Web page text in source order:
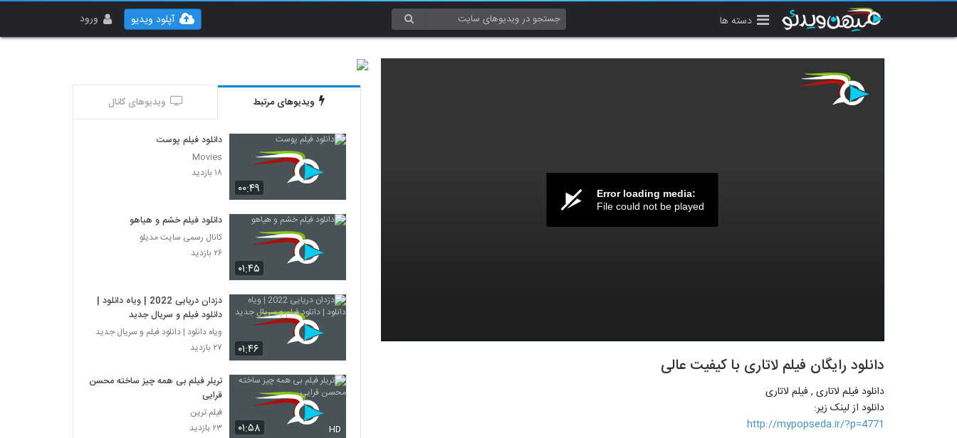
دسته ها ورود آپلود ویدیو
Error loading media:
File could not be played
دانلود رایگان فیلم لاتاری با کیفیت عالی
دانلود فیلم لاتاری , فیلم لاتاری
دانلود از لینک زیر:
http://mypopseda.ir/?p=4771
ویدیوهای مرتبط ویدیوهای کانال
۰۰:۴۹
دانلود فیلم پوست
Movies
۱۸ بازدید
۰۱:۴۵
دانلود فیلم خشم و هیاهو
کانال رسمی سایت مدیلو
۲۶ بازدید
۰۱:۴۶
دزدان دریایی 2022 | ویاه دانلود |
دانلود فیلم و سریال جدید
ویاه دانلود | دانلود فیلم و سریال جدید
۲۷ بازدید
۰۱:۵۸ HD
تریلر فیلم بی همه چیز ساخته محسن
قرایی
فیلم ترین
۲۳ بازدید